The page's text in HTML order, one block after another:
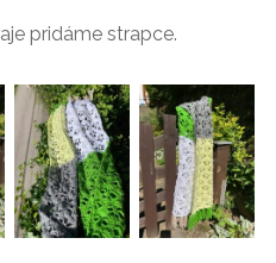
pridáme strapce.